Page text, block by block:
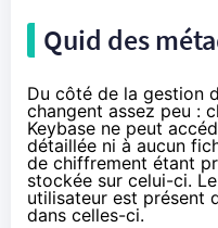
Quid des
Du côté de la gestion
changent assez peu :
Keybase ne peut
détaillée ni à aucun
de chiffrement étant
stockée sur celui-ci.
utilisateur est présent
dans celles-ci.